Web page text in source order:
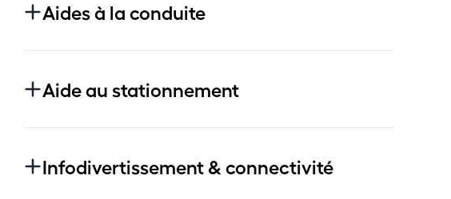
Aides à la conduite
Aide au stationnement
Infodivertissement & connectivité